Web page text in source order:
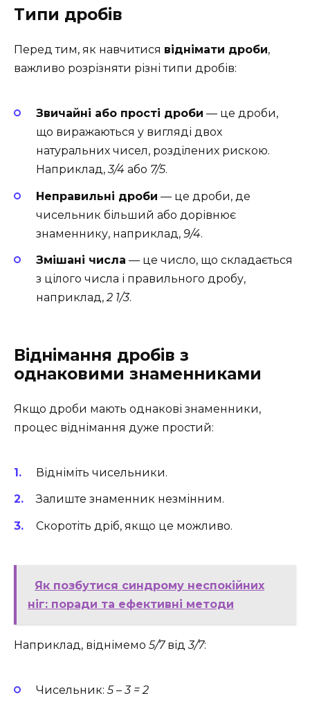
Типи дробів
Перед тим, як навчитися віднімати дроби,
важливо розрізняти різні типи дробів:
Звичайні або прості дроби — це дроби,
що виражаються у вигляді двох
натуральних чисел, розділених рискою.
Наприклад,3/4 або 7/5.
Неправильні дроби — це дроби, де
чисельник більший або дорівнює
знаменнику, наприклад, 9/4.
Змішані числа — це число, що складається
з цілого числа і правильного дробу,
наприклад, 2 1/3.
Віднімання дробів з
однаковими знаменниками
Якщо дроби мають однакові знаменники,
процес віднімання дуже простий:
Відніміть чисельники.
Залиште знаменник незмінним.
Скоротіть дріб, якщо це можливо.
Як позбутися синдрому неспокійних
ніг: поради та ефективні методи
Наприклад, віднімемо 5/7від3/7:
Чисельник: 5 – 3 = 2